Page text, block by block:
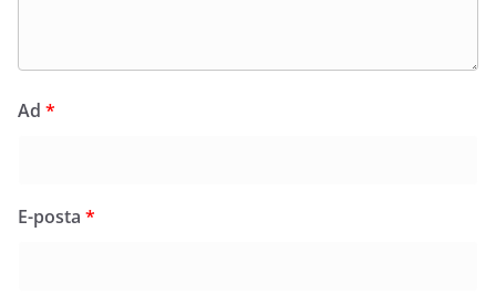
Ad *
E-posta *